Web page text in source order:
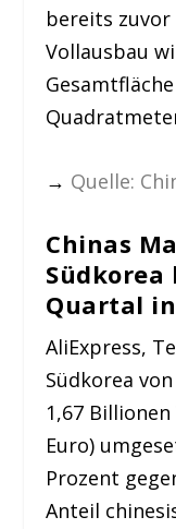
bereits zuvor
Vollausbau
→ Quelle:
Chinas
Quartal
AliExpress,
Südkorea
1,67
Euro)
Prozent
Anteil